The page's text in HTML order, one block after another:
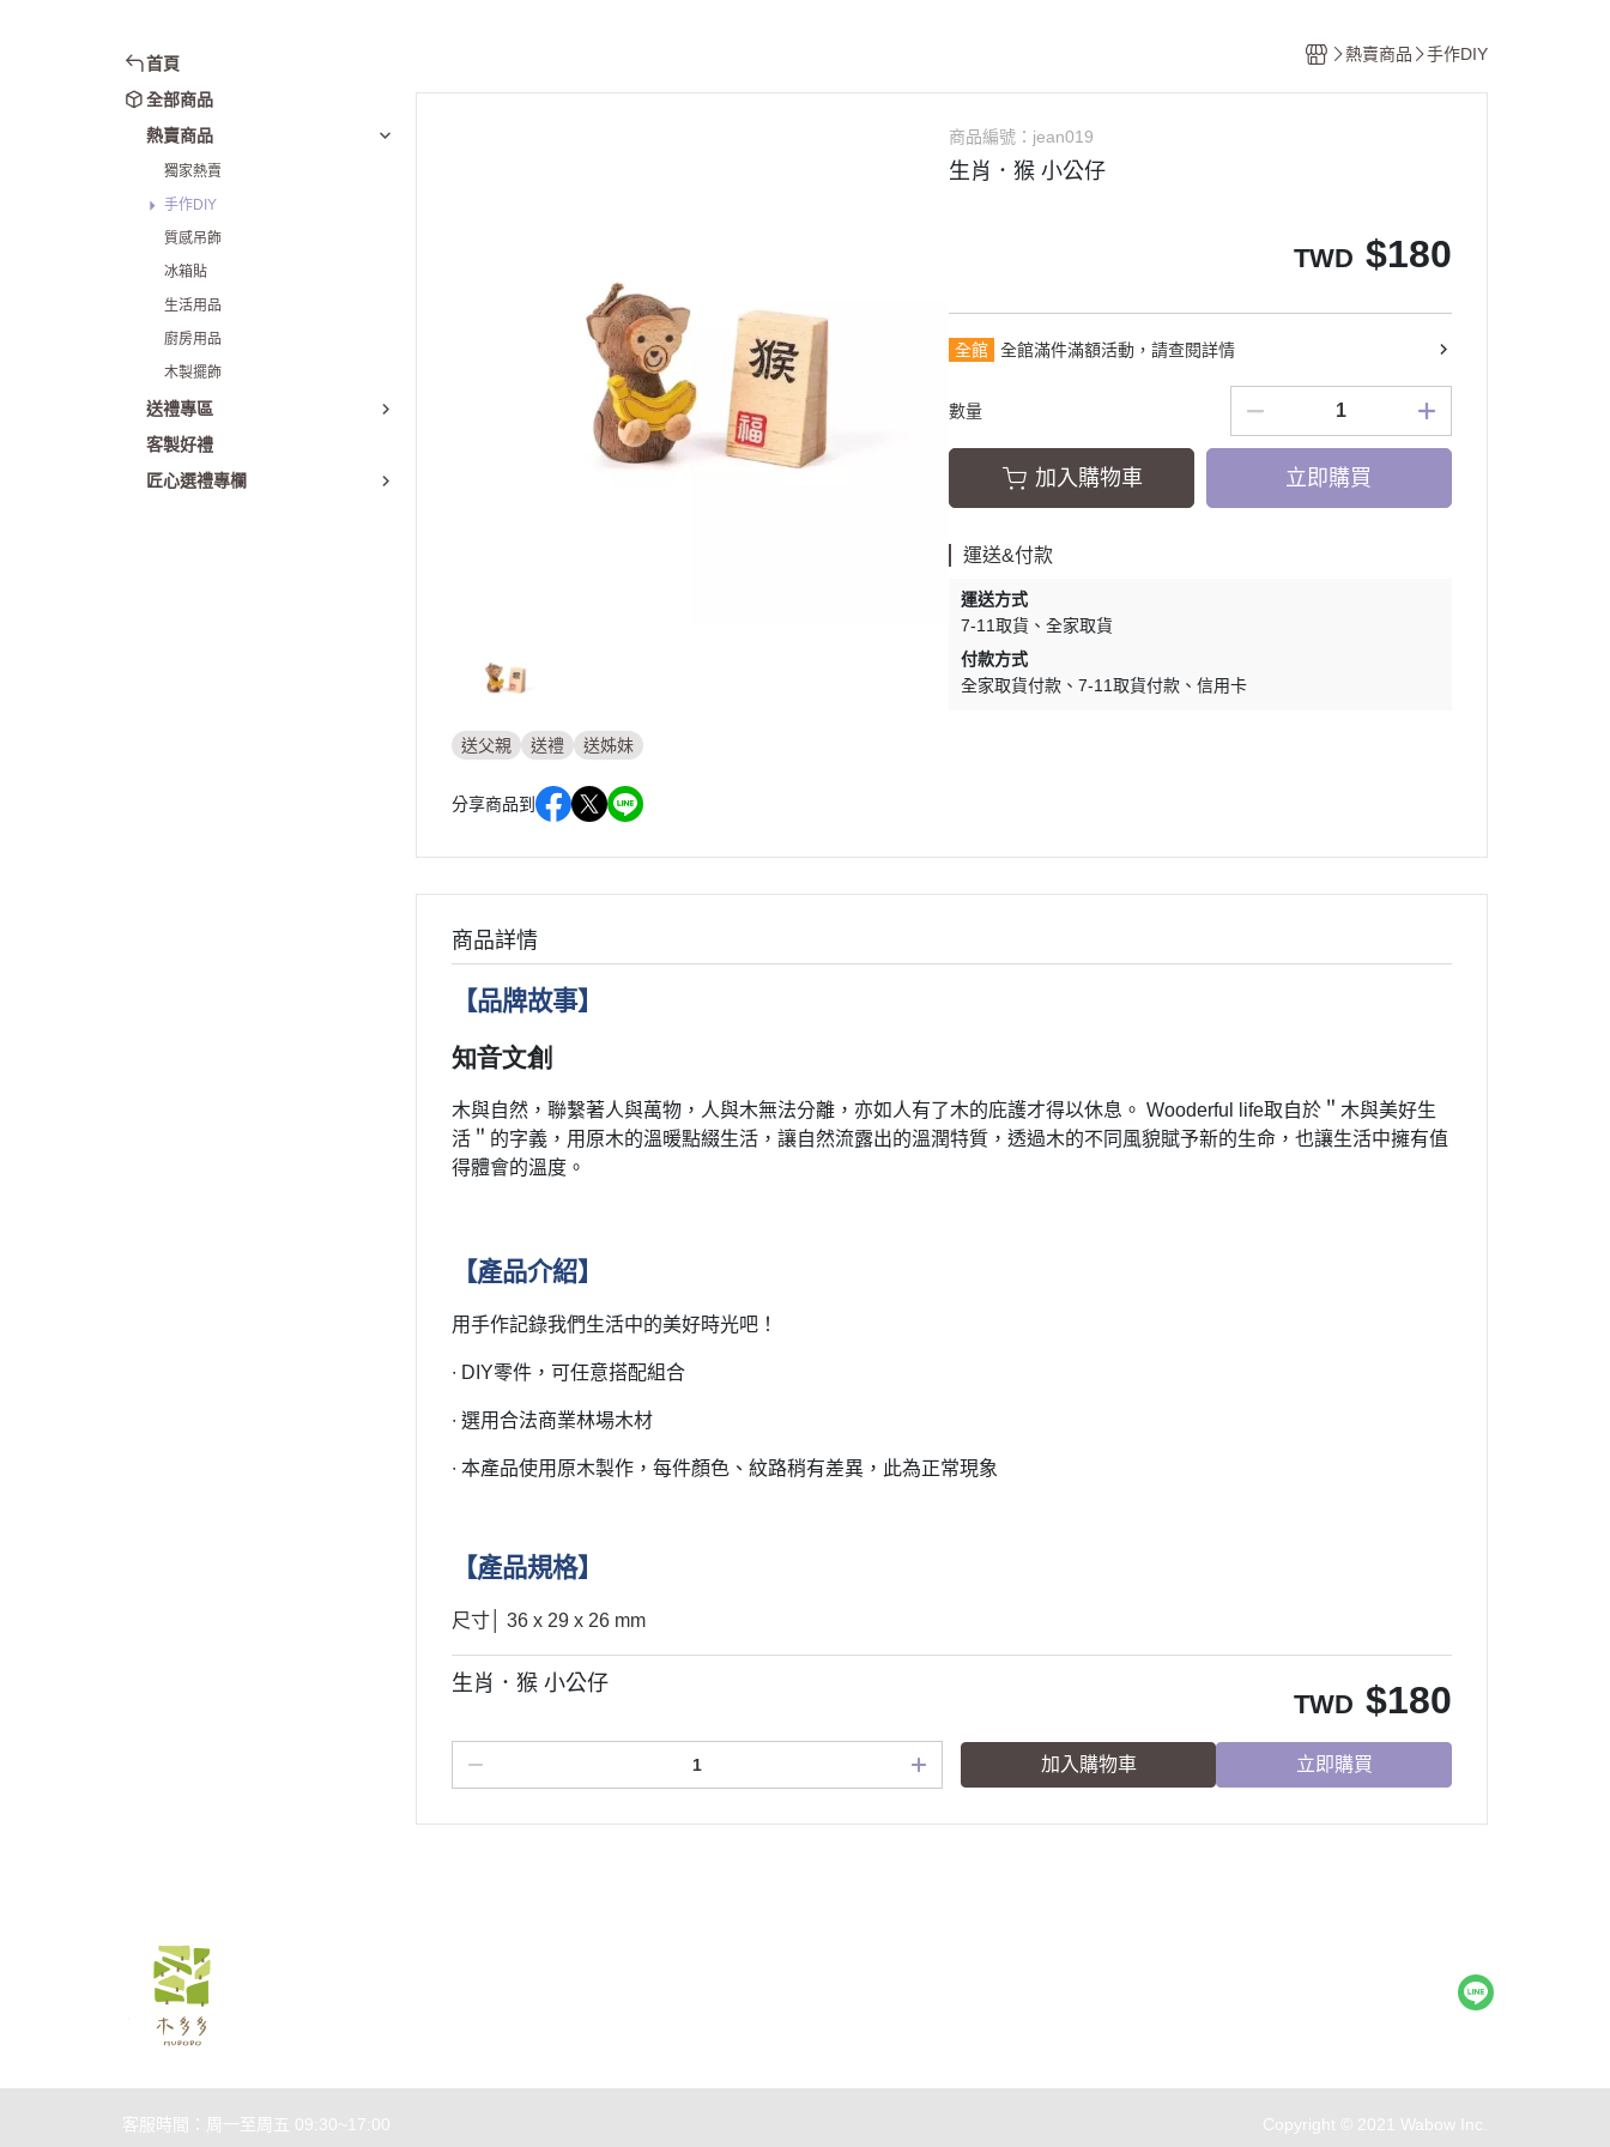
質感吊飾
送家人
首頁
全部商品
熱賣商品
獨家熱賣
手作DIY
質感吊飾
冰箱貼
生活用品
廚房用品
木製擺飾
送禮專區
客製好禮
匠心選禮專欄
熱賣商品 手作DIY
送父親 送禮 送姊妹
分享商品到
商品編號： jean019
生肖．猴 小公仔
TWD $180
全館 全館滿件滿額活動，請查閱詳情
數量
加入購物車 立即購買
運送&付款
運送方式
7-11取貨
全家取貨
付款方式
全家取貨付款
7-11取貨付款 信用卡
商品詳情
【品牌故事】
知音文創
木與自然，聯繫著人與萬物，人與木無法分離，亦如人有了木的庇護才得以休息。 Wooderful life取自於＂木與美好生
活＂的字義，用原木的溫暖點綴生活，讓自然流露出的溫潤特質，透過木的不同風貌賦予新的生命，也讓生活中擁有值
得體會的溫度。
【產品介紹】
用手作記錄我們生活中的美好時光吧！
∙ DIY零件，可任意搭配組合
∙ 選用合法商業林場木材
∙ 本產品使用原木製作，每件顏色、紋路稍有差異，此為正常現象
【產品規格】
尺寸│ 36 x 29 x 26 mm
生肖．猴 小公仔
TWD $180
加入購物車 立即購買
客服時間：周一至周五 09:30~17:00 Copyright © 2021 Wabow Inc.